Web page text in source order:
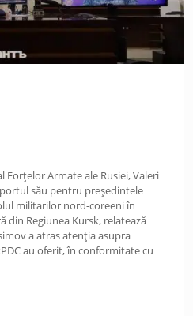
Forțelor Armate ale Rusiei, Valeri
său pentru președintele
militarilor nord-coreeni în
din Regiunea Kursk, relatează
a atras atenția asupra
au oferit, în conformitate cu